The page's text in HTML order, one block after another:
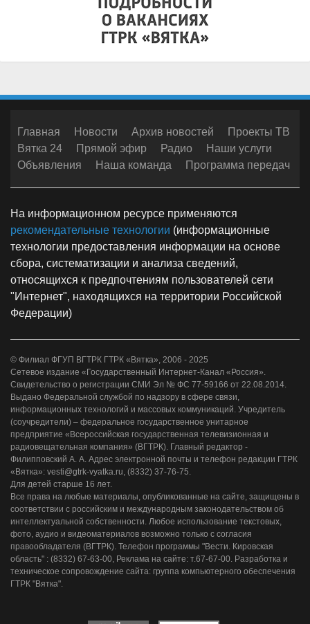
Главная Новости Архив новостей
Проекты ТВ
Вятка 24
Прямой эфир Радио
Наши услуги
Объявления
Наша команда Программа передач
На информационном ресурсе применяются
рекомендательные технологии (информационные
технологии предоставления информации на основе
сбора, систематизации и анализа сведений,
относящихся к предпочтениям пользователей сети
"Интернет", находящихся на территории Российской
Федерации)
© Филиал ФГУП ВГТРК ГТРК «Вятка», 2006 - 2025
Сетевое издание «Государственный Интернет-Канал «Россия».
Свидетельство о регистрации СМИ Эл № ФС 77-59166 от 22.08.2014.
Выдано Федеральной службой по надзору в сфере связи,
информационных технологий и массовых коммуникаций. Учредитель
(соучредители) – федеральное государственное унитарное
предприятие «Всероссийская государственная телевизионная и
радиовещательная компания» (ВГТРК). Главный редактор -
Филипповский А. А. Адрес электронной почты и телефон редакции ГТРК
«Вятка»: vesti@gtrk-vyatka.ru, (8332) 37-76-75.
Для детей старше 16 лет.
Все права на любые материалы, опубликованные на сайте, защищены в
соответствии с российским и международным законодательством об
интеллектуальной собственности. Любое использование текстовых,
фото, аудио и видеоматериалов возможно только с согласия
правообладателя (ВГТРК). Телефон программы "Вести. Кировская
область" : (8332) 67-63-00, Реклама на сайте: т.67-67-00. Разработка и
техническое сопровождение сайта: группа компьютерного обеспечения
ГТРК "Вятка".